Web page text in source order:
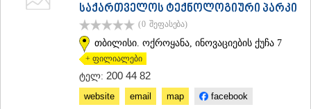
საქართველოს ტექნოლოგიური პარკი
(0 შეფასება)
თბილისი. ოქროყანა, ინოვაციების ქუჩა 7
+ ფილიალები
ტელ: 200 44 82
website email map facebook